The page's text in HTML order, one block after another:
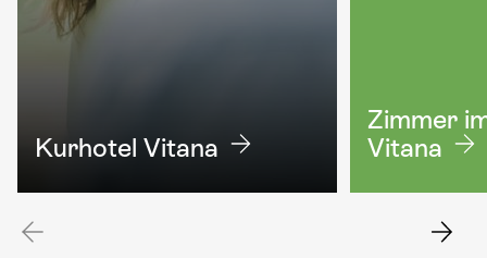
Kurhotel Vitana
Zimmer
Vitana